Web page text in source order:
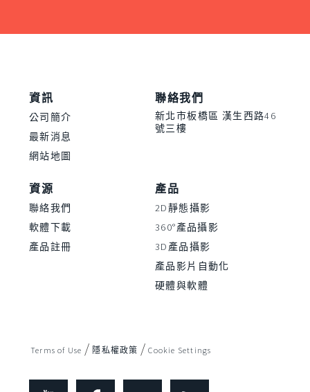
資訊
公司簡介
最新消息
網站地圖
聯絡我們
新北市板橋區 漢生西路46
號三樓
資源
聯絡我們
軟體下載
產品註冊
產品
2D靜態攝影
360°產品攝影
3D產品攝影
產品影片自動化
硬體與軟體
Terms of Use / 隱私權政策 / Cookie Settings